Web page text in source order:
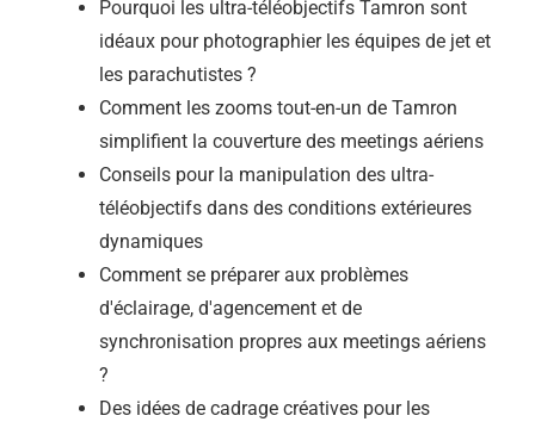
Pourquoi les ultra-téléobjectifs Tamron sont
idéaux pour photographier les équipes de jet et
les parachutistes ?
Comment les zooms tout-en-un de Tamron
simplifient la couverture des meetings aériens
Conseils pour la manipulation des ultra-
téléobjectifs dans des conditions extérieures
dynamiques
Comment se préparer aux problèmes
d'éclairage, d'agencement et de
synchronisation propres aux meetings aériens
?
Des idées de cadrage créatives pour les